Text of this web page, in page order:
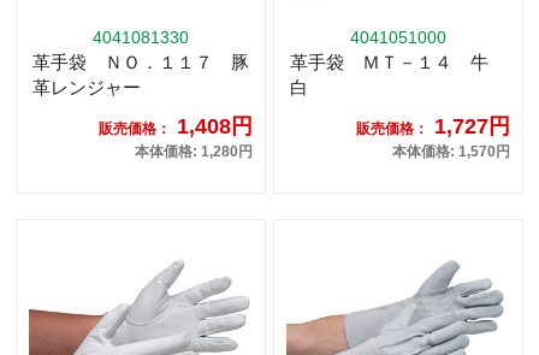
4041081330
革手袋 ＮＯ．１１７ 豚
革レンジャー
販売価格： 1,408円
本体価格: 1,280円
4041051000
革手袋 ＭＴ－１４ 牛
白
販売価格： 1,727円
本体価格: 1,570円